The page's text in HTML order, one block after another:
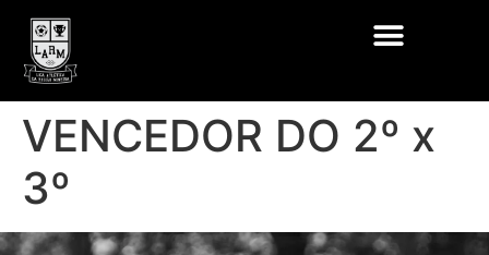
VENCEDOR DO 2º x
3º